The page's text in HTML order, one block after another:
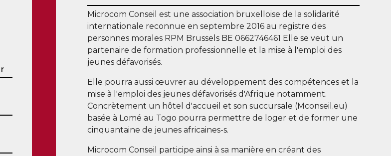
Microcom Conseil est une association bruxelloise de la solidarité
internationale reconnue en septembre 2016 au registre des
personnes morales RPM Brussels BE 0662746461 Elle se veut un
partenaire de formation professionnelle et la mise à l'emploi des
jeunes défavorisés.
Elle pourra aussi œuvrer au développement des compétences et la
mise à l'emploi des jeunes défavorisés d'Afrique notamment.
Concrètement un hôtel d'accueil et son succursale (Mconseil.eu)
basée à Lomé au Togo pourra permettre de loger et de former une
cinquantaine de jeunes africaines-s.
Microcom Conseil participe ainsi à sa manière en créant des